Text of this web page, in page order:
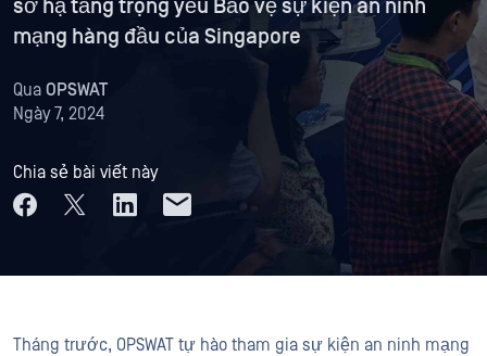
sở hạ tầng trọng yếu Bảo vệ sự kiện an ninh
mạng hàng đầu của Singapore
Qua OPSWAT
Ngày 7, 2024
Chia sẻ bài viết này
Tháng trước, OPSWAT tự hào tham gia sự kiện an ninh mạng